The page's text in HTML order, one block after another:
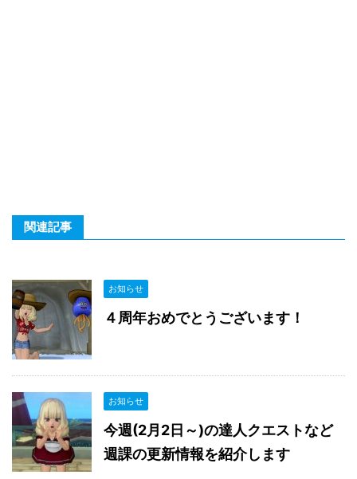
関連記事
お知らせ
４周年おめでとうございます！
お知らせ
今週(2月2日～)の達人クエストなど
週課の更新情報を紹介します